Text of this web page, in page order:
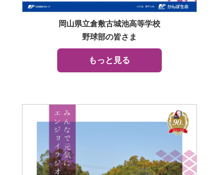
岡山県立倉敷古城池高等学校
野球部の皆さま
もっと見る